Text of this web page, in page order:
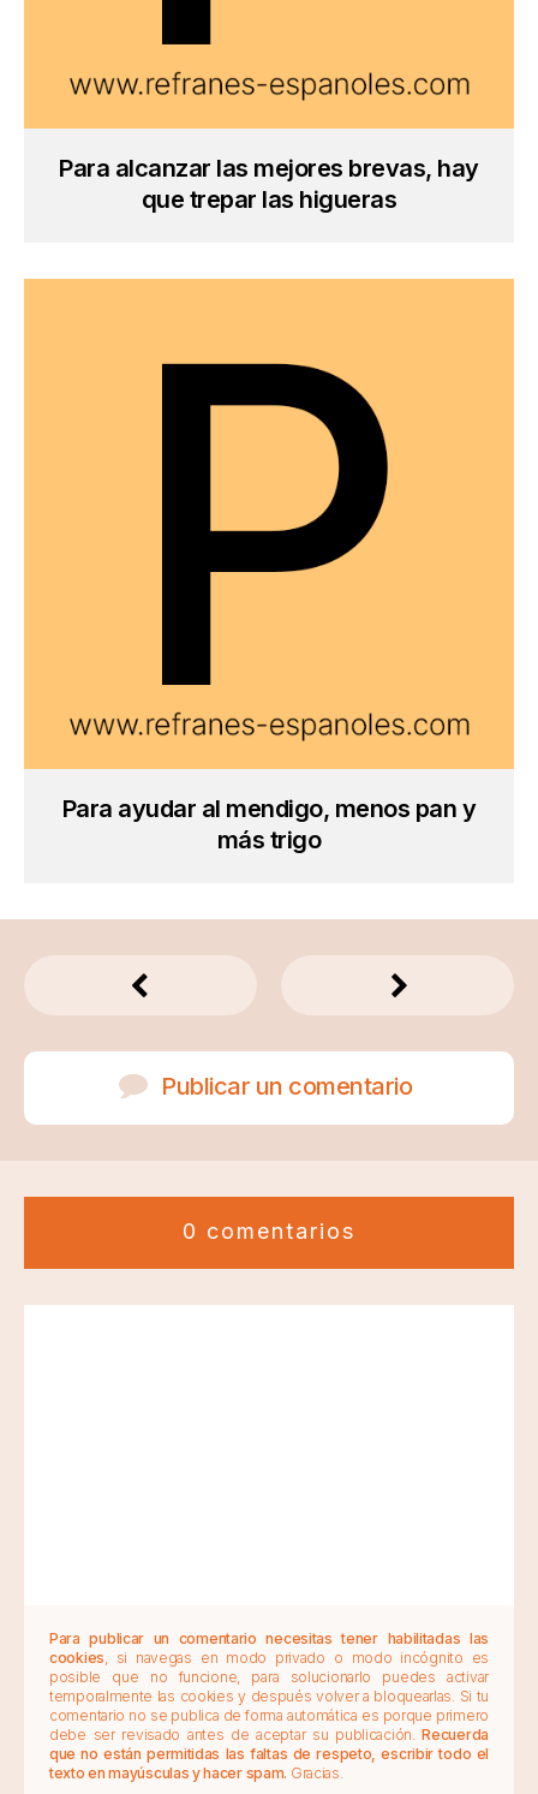
Para alcanzar las mejores brevas, hay
que trepar las higueras
Para ayudar al mendigo, menos pan y
más trigo
Publicar un comentario
0 comentarios
Para publicar un comentario necesitas tener habilitadas las
cookies , si navegas en modo privado o modo incógnito es
posible que no funcione, para solucionarlo puedes activar
temporalmente las cookies y después volver a bloquearlas. Si tu
comentario no se publica de forma automática es porque primero
debe ser revisado antes de aceptar su publicación.Recuerda
que no están permitidas las faltas de respeto, escribir todo el
texto en mayúsculas y hacer spam. Gracias.